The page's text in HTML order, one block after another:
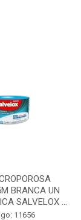
BRANCA UN
SALVELOX ...
11656